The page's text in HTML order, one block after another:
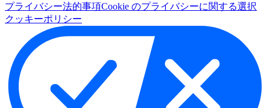
プライバシー法的事項Cookie のプライバシーに関する選択
クッキーポリシー